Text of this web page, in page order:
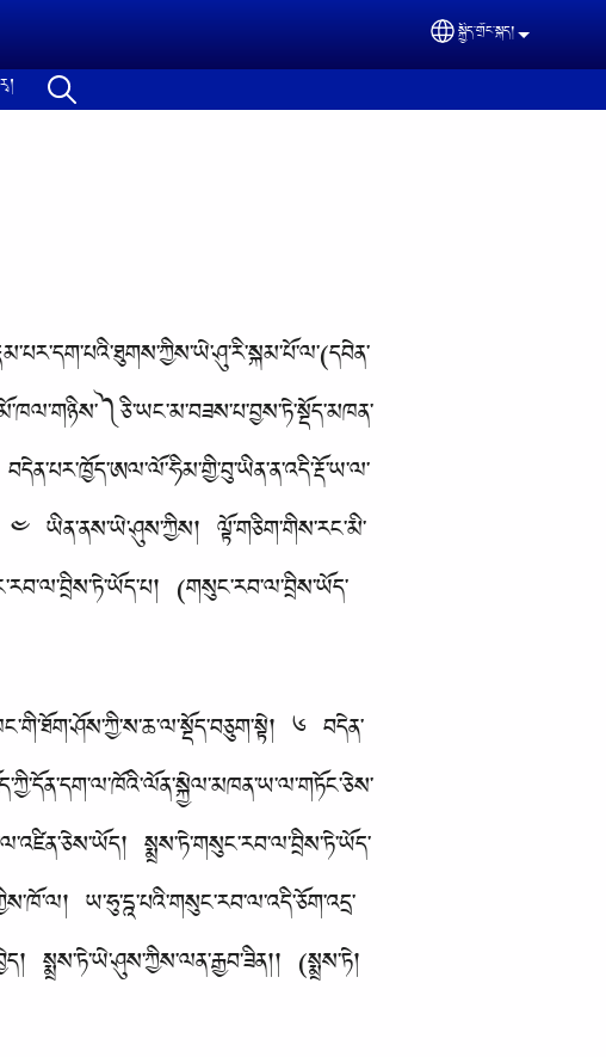
Select your
སྐྱིད་གྲོང་སྐད།
༤ ཡིན་ནས་ཡེ་ཤུས་ཀྱིས། ལྟོ་གཅིག་གིས་རང་མི་
(གསུང་རབ་ལ་བྲིས་ཡོད་
༦ བདེན་
སྨྲས་ཏེ་གསུང་རབ་ལ་བྲིས་ཏེ་ཡོད་
ཡ་ཧུ་དྰ་པའི་གསུང་རབ་ལ་འདི་ཅོག་འདྲ་
སྨྲས་ཏེ་ཡེ་ཤུས་ཀྱིས་ལན་རྒྱབ་ཟིན།། (སྨྲས་ཏེ།